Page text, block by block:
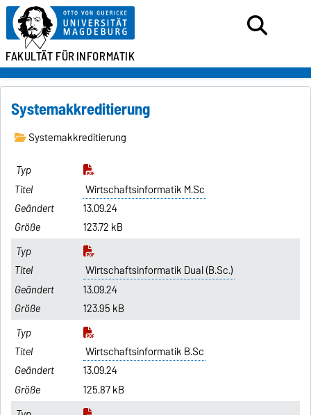
FAKULTÄT FÜRINFORMATIK
Systemakkreditierung
Systemakkreditierung
Wirtschaftsinformatik M.Sc
13.09.24
123.72 kB
Wirtschaftsinformatik Dual (B.Sc.)
13.09.24
123.95 kB
Wirtschaftsinformatik B.Sc
13.09.24
125.87 kB